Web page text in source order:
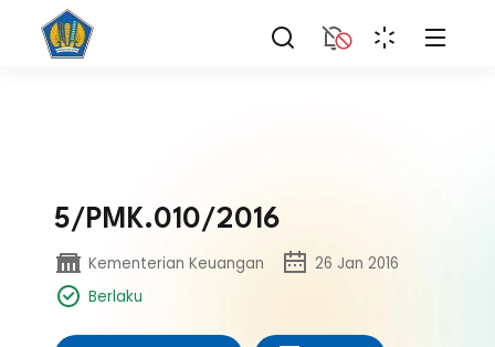
5/PMK.010/2016
Kementerian Keuangan
26 Jan 2016
Berlaku